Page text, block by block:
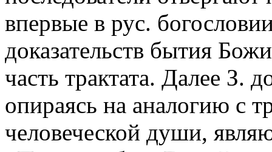
впервые в рус.
доказательств бытия
часть трактата. Далее З.
опираясь на аналогию с
человеческой души,